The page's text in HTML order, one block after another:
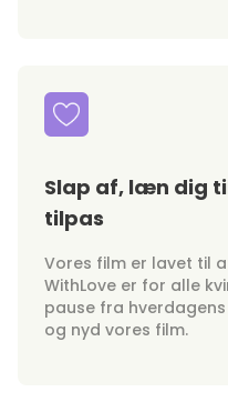
Slap af, læn dig
tilpas
Vores film er lavet til
WithLove er for alle
pause fra
og nyd vores film.